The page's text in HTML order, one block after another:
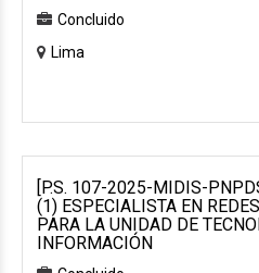
Concluido
Lima
[P.S. 107-2025-MIDIS-
(1) ESPECIALISTA EN
PARA LA UNIDAD DE
INFORMACIÓN